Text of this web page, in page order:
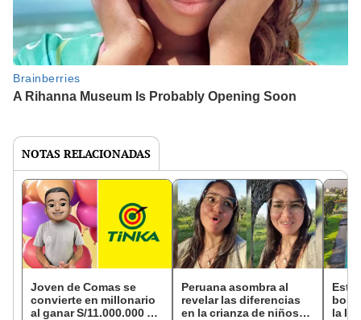
NOTAS RELACIONADAS
Joven de Comas se
convierte en millonario
al ganar S/11.000.000 en
Peruana asombra al
revelar las diferencias
en la crianza de niños
Este
la